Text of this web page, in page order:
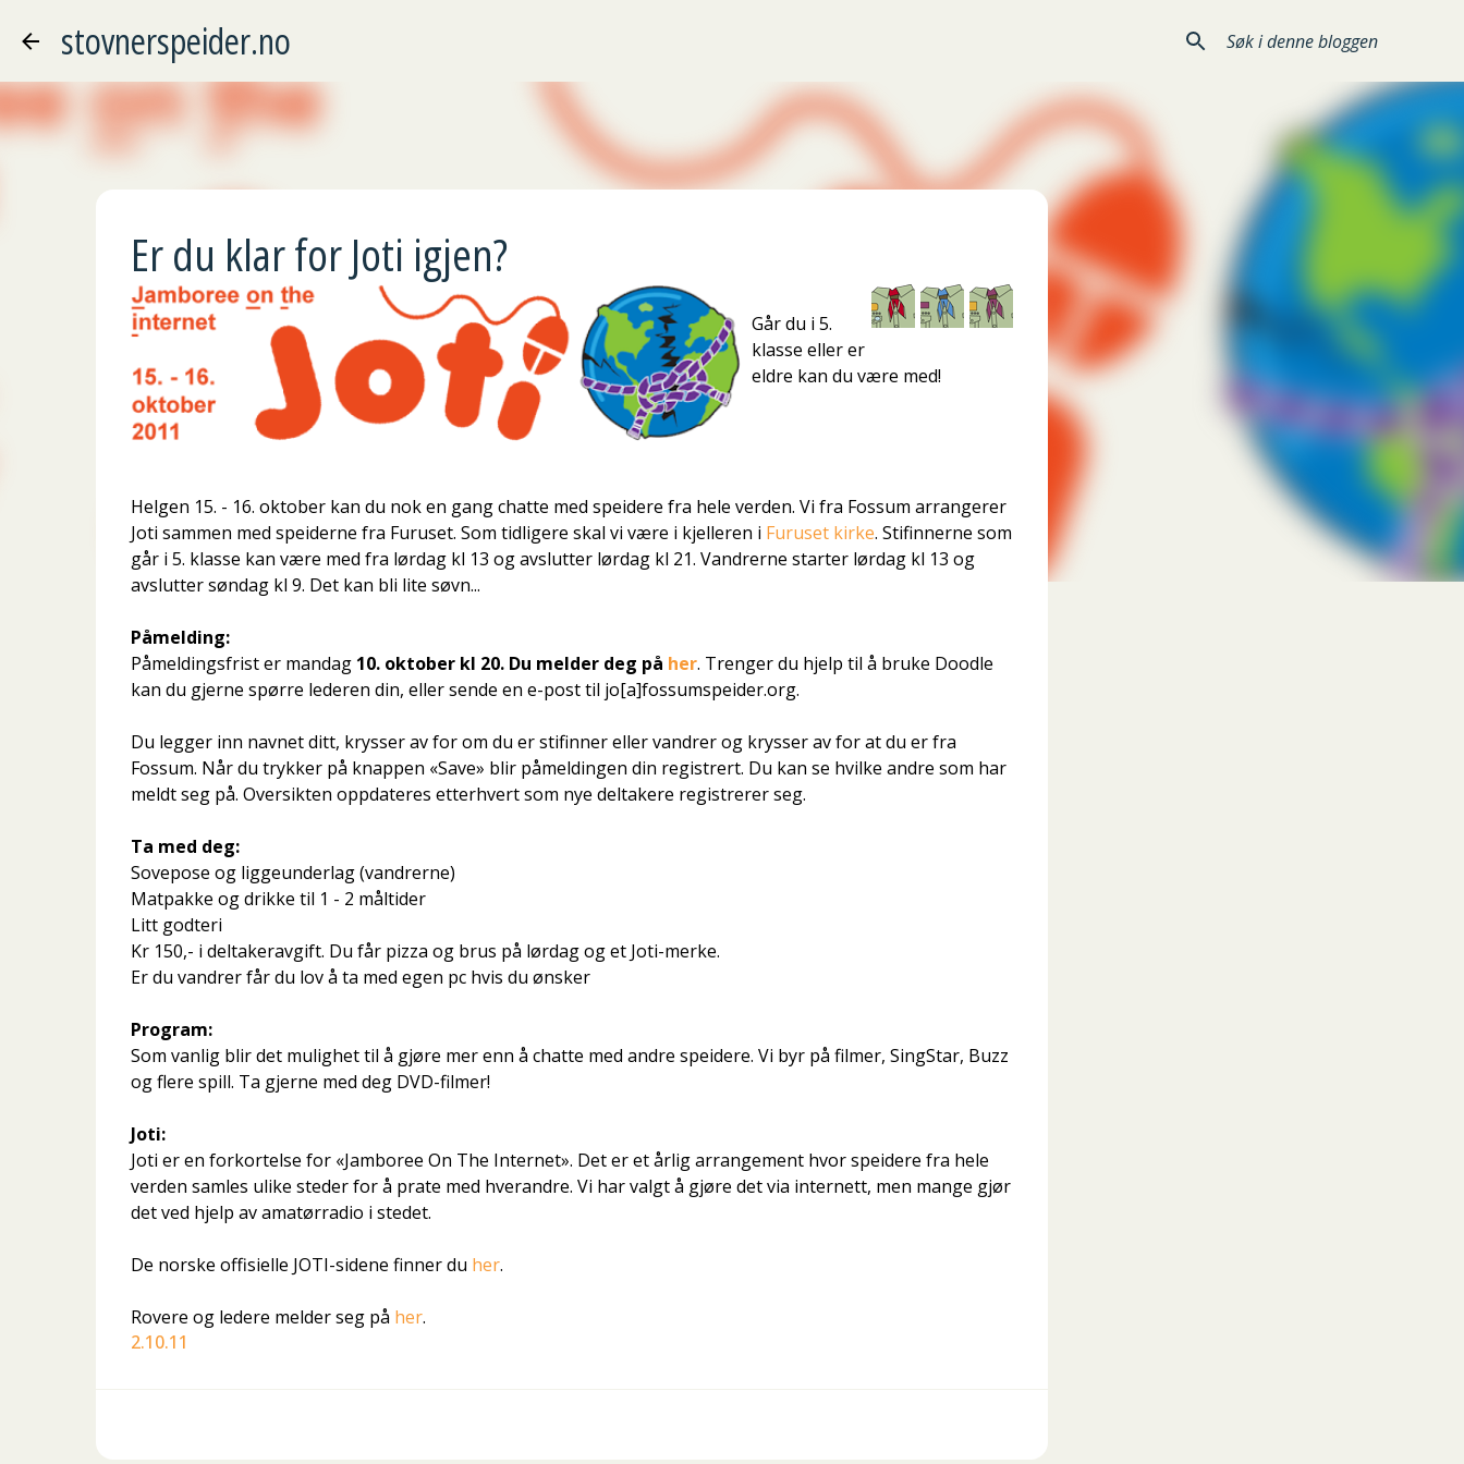
stovnerspeider.no
Er du klar for Joti igjen?
Går du i 5.
klasse eller er
eldre kan du være med!
Helgen 15. - 16. oktober kan du nok en gang chatte med speidere fra hele verden. Vi fra Fossum arrangerer
Joti sammen med speiderne fra Furuset. Som tidligere skal vi være i kjelleren i Furuset kirke. Stifinnerne som
går i 5. klasse kan være med fra lørdag kl 13 og avslutter lørdag kl 21. Vandrerne starter lørdag kl 13 og
avslutter søndag kl 9. Det kan bli lite søvn...
Påmelding:
Påmeldingsfrist er mandag 10. oktober kl 20. Du melder deg på her. Trenger du hjelp til å bruke Doodle
kan du gjerne spørre lederen din, eller sende en e-post til jo[a]fossumspeider.org.
Du legger inn navnet ditt, krysser av for om du er stifinner eller vandrer og krysser av for at du er fra
Fossum. Når du trykker på knappen «Save» blir påmeldingen din registrert. Du kan se hvilke andre som har
meldt seg på. Oversikten oppdateres etterhvert som nye deltakere registrerer seg.
Ta med deg:
Sovepose og liggeunderlag (vandrerne)
Matpakke og drikke til 1 - 2 måltider
Litt godteri
Kr 150,- i deltakeravgift. Du får pizza og brus på lørdag og et Joti-merke.
Er du vandrer får du lov å ta med egen pc hvis du ønsker
Program:
Som vanlig blir det mulighet til å gjøre mer enn å chatte med andre speidere. Vi byr på filmer, SingStar, Buzz
og flere spill. Ta gjerne med deg DVD-filmer!
Joti:
Joti er en forkortelse for «Jamboree On The Internet». Det er et årlig arrangement hvor speidere fra hele
verden samles ulike steder for å prate med hverandre. Vi har valgt å gjøre det via internett, men mange gjør
det ved hjelp av amatørradio i stedet.
De norske offisielle JOTI-sidene finner du her.
Rovere og ledere melder seg på her.
2.10.11